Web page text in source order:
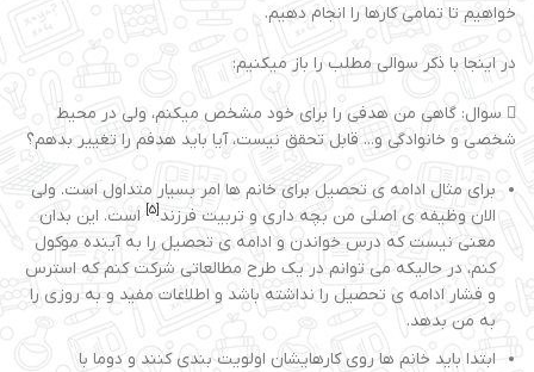
خواهیم تا تمامی کارها را انجام دهیم.
در اینجا با ذکر سوالی مطلب را باز میکنیم:
 سوال: گاهی من هدفی را برای خود مشخص میکنم، ولی در محیط
شخصی و خانوادگی و... قابل تحقق نیست، آیا باید هدفم را تغییر بدهم؟
برای مثال ادامه ی تحصیل برای خانم ها امر بسیار متداول است. ولی
الان وظیفه ی اصلی من بچه داری و تربیت فرزند
است. این بدان
معنی نیست که درس خواندن و ادامه ی تحصیل را به آینده موکول
کنم، در حالیکه می توانم در یک طرح مطالعاتی شرکت کنم که استرس
و فشار ادامه ی تحصیل را نداشته باشد و اطلاعات مفید و به روزی را
به من بدهد.
ابتدا باید خانم ها روی کارهایشان اولویت بندی کنند و دوما با